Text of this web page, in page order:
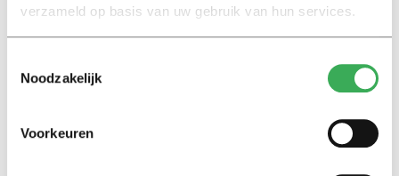
verzameld op basis van uw gebruik van hun services.
Noodzakelijk
Voorkeuren
Big business
Zoveel grote bedrijven in zo’n klein straatje, dat
verwonderde Galič. Waarom doen ze aan het project
mee en waarom steken ze er zoveel geld in?
gratis proeflab voor nieuwe technologie. Als ze deze